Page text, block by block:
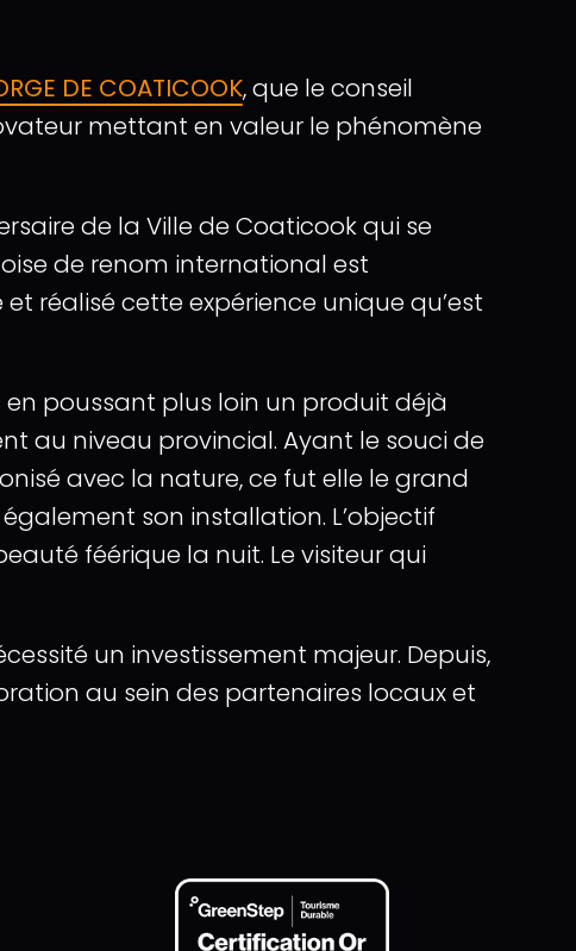
DE COATICOOK, que le conseil
mettant en valeur le phénomène
de la Ville de Coaticook qui se
de renom international est
réalisé cette expérience unique qu’est
poussant plus loin un produit déjà
au niveau provincial. Ayant le souci de
avec la nature, ce fut elle le grand
son installation. L’objectif
féérique la nuit. Le visiteur qui
un investissement majeur. Depuis,
au sein des partenaires locaux et